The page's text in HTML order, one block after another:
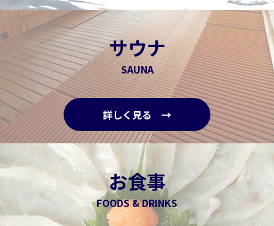
サウナ
SAUNA
詳しく見る →
お食事
FOODS & DRINKS